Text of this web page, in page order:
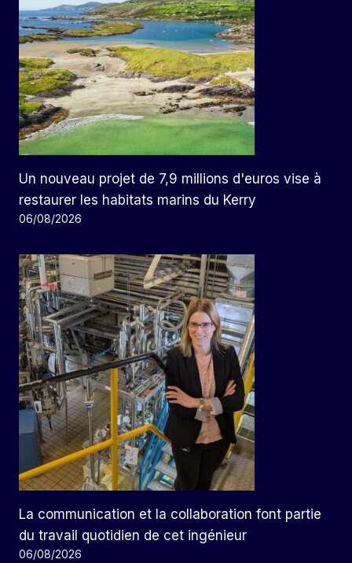
Un nouveau projet de 7,9 millions d'euros vise à
restaurer les habitats marins du Kerry
06/08/2026
La communication et la collaboration font partie
du travail quotidien de cet ingénieur
06/08/2026